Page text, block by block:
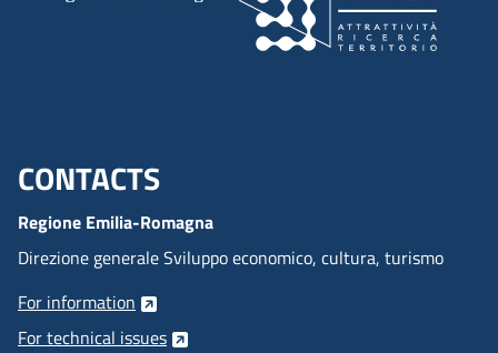
Menu footer inglese
CONTACTS
Regione Emilia-Romagna
Direzione generale Sviluppo economico, cultura, turismo
For information
For technical issues